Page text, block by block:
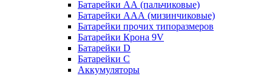
Батарейки АА (пальчиковые)
Батарейки ААА (мизинчиковые)
Батарейки прочих типоразмеров
Батарейки Крона 9V
Батарейки D
Батарейки С
Аккумуляторы